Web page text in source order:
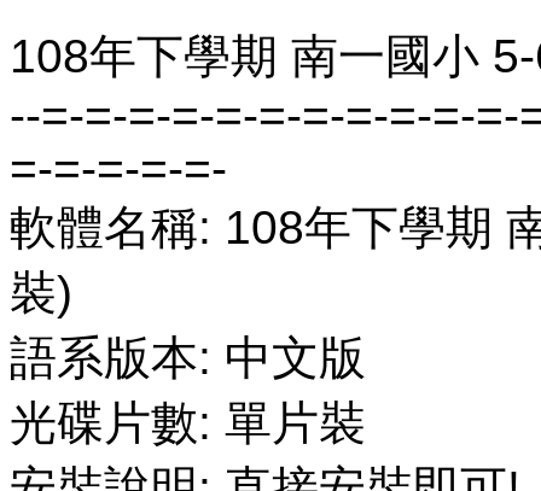
108年下學期 南一國小
--=-=-=-=-=-=-=-=-=-=-
=-=-=-=-=-
軟體名稱: 108年下學期
裝)
語系版本: 中文版
光碟片數: 單片裝